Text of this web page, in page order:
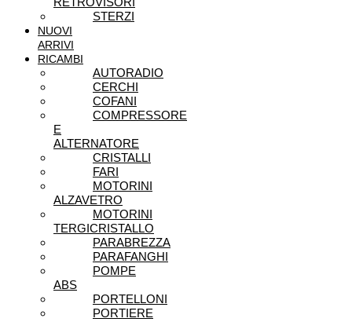
STERZI
NUOVI
ARRIVI
RICAMBI
AUTORADIO
CERCHI
COFANI
COMPRESSORE
E
ALTERNATORE
CRISTALLI
FARI
MOTORINI
ALZAVETRO
MOTORINI
TERGICRISTALLO
PARABREZZA
PARAFANGHI
POMPE
ABS
PORTELLONI
PORTIERE